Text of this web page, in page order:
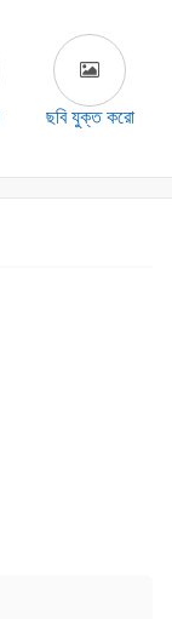
ছবি যুক্ত করো